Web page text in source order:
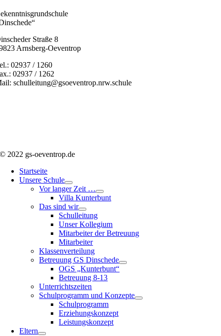
Straße 8
Arnsberg-Oeventrop
02937 / 1260
02937 / 1262
schulleitung@gsoeventrop.nrw.schule
© 2022 gs-oeventrop.de
Startseite
Unsere Schule
Vor langer Zeit …
Villa Kunterbunt
Das sind wir
Schulleitung
Unser Kollegium
Mitarbeiter der Betreuung
Mitarbeiter
Klassenverteilung
Betreuung GS Dinschede
OGS „Kunterbunt“
Betreuung 8-13
Unterrichtszeiten
Schulprogramm und Konzepte
Schulprogramm
Erziehungskonzept
Leistungskonzept
Eltern